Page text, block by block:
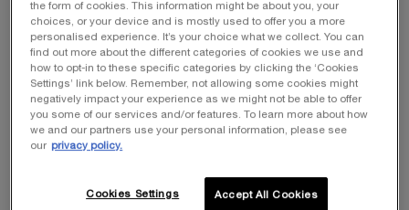
LONGUE TENUE ​​
&
COUVRANCE 24H​
the form of cookies. This information might be about you, your
choices, or your device and is mostly used to offer you a more
personalised experience. It’s your choice what we collect. You can
find out more about the different categories of cookies we use and
how to opt-in to these specific categories by clicking the ‘Cookies
Settings’ link below. Remember, not allowing some cookies might
negatively impact your experience as we might not be able to offer
you some of our services and/or features. To learn more about how
we and our partners use your personal information, please see
our privacy policy.
Cookies Settings Accept All Cookies